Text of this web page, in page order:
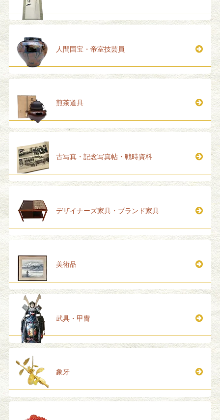
人間国宝・帝室技芸員
煎茶道具
古写真・記念写真帖・戦時資料
デザイナーズ家具・ブランド家具
美術品
武具・甲冑
象牙